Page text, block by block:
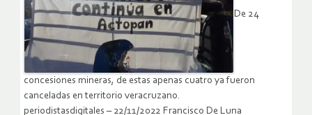
De 24
concesiones mineras, de estas apenas cuatro ya fueron
canceladas en territorio veracruzano.
periodistasdigitales – 22/11/2022 Francisco De Luna